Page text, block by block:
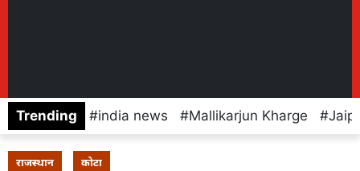
Trending india news Mallikarjun Kharge
राजस्थान कोटा